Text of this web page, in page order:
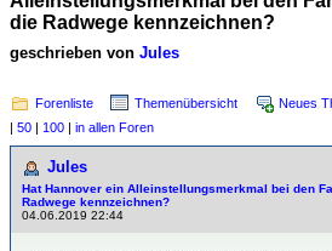
die Radwege kennzeichnen?
geschrieben von Jules
Forenliste Themenübersicht Neues
| 50 | 100 | in allen Foren
Jules
Hat Hannover ein Alleinstellungsmerkmal bei den
Radwege kennzeichnen?
04.06.2019 22:44